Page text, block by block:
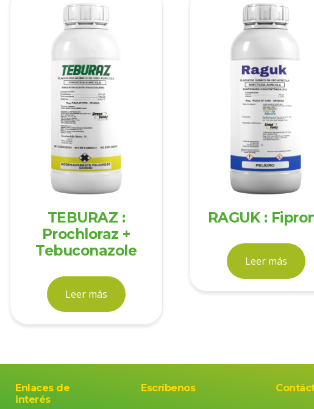
TEBURAZ :
Prochloraz +
Tebuconazole
Leer más
RAGUK :
Leer más
Enlaces de
interés
Escríbenos